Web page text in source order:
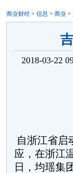
商业财经> 信息 > 商业 >
2018-03-22
自浙江省启
应，在浙江
日，均瑶集